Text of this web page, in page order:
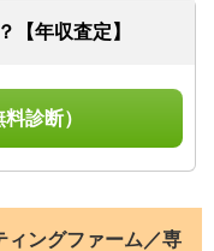
【年収査定】
診断）
ィングファーム／専